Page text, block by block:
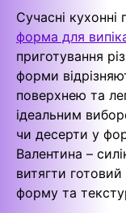
Сучасні
форма для
приготування
форми
поверхнею та
ідеальним
чи десерти у
Валентина –
витягти
форму та